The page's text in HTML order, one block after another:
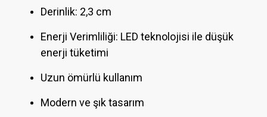
Derinlik: 2,3 cm
Enerji Verimliliği: LED teknolojisi ile düşük
enerji tüketimi
Uzun ömürlü kullanım
Modern ve şık tasarım